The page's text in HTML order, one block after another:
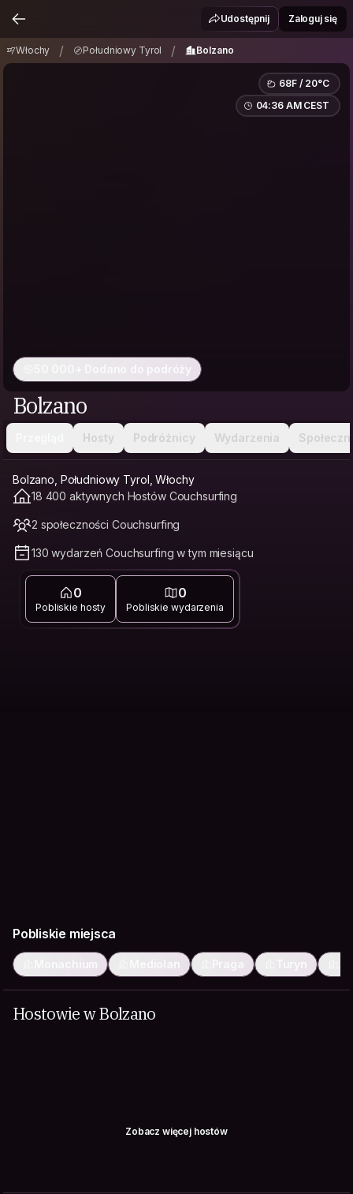
Południowy Tyrol / Bolzano
Udostępnij Zaloguj się
Włochy / Południowy Tyrol / Bolzano
68F / 20°C
04:36 AM CEST
50 000+ Dodano do podróży
Bolzano
Hosty Podróżnicy Wydarzenia
Bolzano, Południowy Tyrol, Włochy
18 400 aktywnych Hostów Couchsurfing
2 społeczności Couchsurfing
130 wydarzeń Couchsurfing w tym miesiącu
0
Pobliskie hosty
0
Pobliskie wydarzenia
Pobliskie miejsca
Monachium Mediolan Praga Turyn
Hostowie w Bolzano
Zobacz więcej hostów